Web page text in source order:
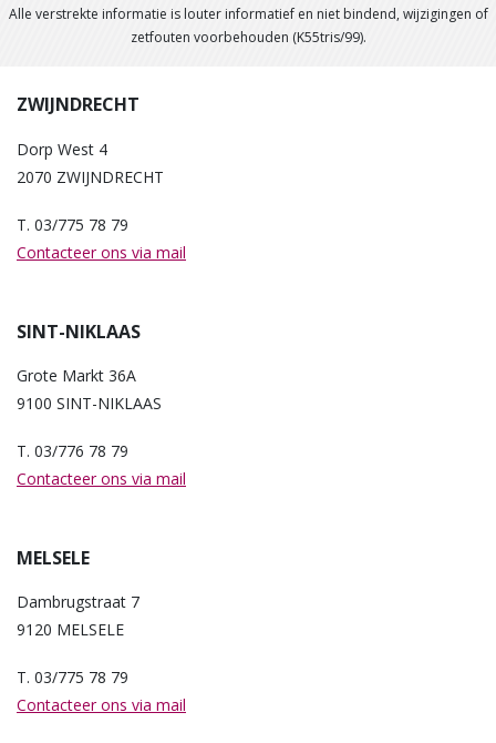
Alle verstrekte informatie is louter informatief en niet bindend, wijzigingen of
zetfouten voorbehouden (K55tris/99).
ZWIJNDRECHT
Dorp West 4
2070 ZWIJNDRECHT
T. 03/775 78 79
Contacteer ons via mail
SINT-NIKLAAS
Grote Markt 36A
9100 SINT-NIKLAAS
T. 03/776 78 79
Contacteer ons via mail
MELSELE
Dambrugstraat 7
9120 MELSELE
T. 03/775 78 79
Contacteer ons via mail